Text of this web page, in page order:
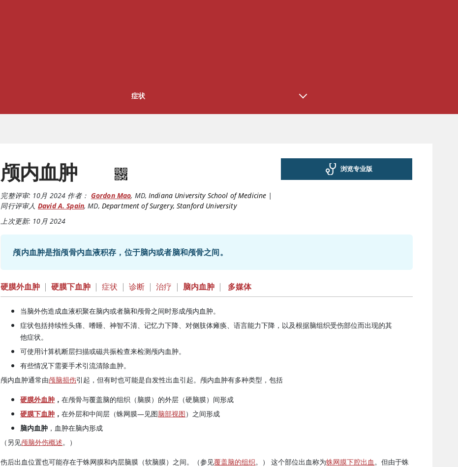
症状
颅内血肿
完整评审: 10月 2024 作者： Gordon Mao, MD,Indiana University School of Medicine |
同行评审人 David A. Spain,MD, Department of Surgery, Stanford University
上次更新: 10月 2024
浏览专业版
颅内血肿是指颅骨内血液积存，位于脑内或者脑和颅骨之间。
硬膜外血肿 | 硬膜下血肿 | 症状 | 诊断 | 治疗 | 脑内血肿 | 多媒体
当脑外伤造成血液积聚在脑内或者脑和颅骨之间时形成颅内血肿。
症状包括持续性头痛、嗜睡、神智不清、记忆力下降、对侧肢体瘫痪、语言能力下降，以及根据脑组织受伤部位而出现的其
他症状。
可使用计算机断层扫描或磁共振检查来检测颅内血肿。
有些情况下需要手术引流清除血肿。
颅内血肿通常由颅脑损伤引起，但有时也可能是自发性出血引起。颅内血肿有多种类型，包括
硬膜外血肿 ，在颅骨与覆盖脑的组织（脑膜）的外层（硬脑膜）间形成
硬膜下血肿 ，在外层和中间层（蛛网膜—见图脑部视图）之间形成
脑内血肿 ，血肿在脑内形成
（另见颅脑外伤概述。）
伤后出血位置也可能存在于蛛网膜和内层脑膜（软脑膜）之间。（参见覆盖脑的组织。） 这个部位出血称为蛛网膜下腔出血。但由于蛛